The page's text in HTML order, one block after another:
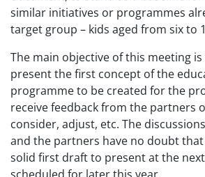
similar initiatives or programmes
target group – kids aged from six to
The main objective of this meeting is
present the first concept of the
programme to be created for the
receive feedback from the partners
consider, adjust, etc. The
and the partners have no doubt that
solid first draft to present at the